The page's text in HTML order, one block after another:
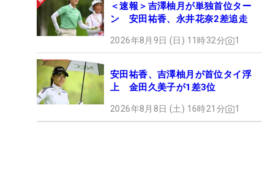
＜速報＞吉澤柚月が単独首位ター
ン 安田祐香、永井花奈2差追走
2026年8月9日 (日) 11時32分 1
安田祐香、吉澤柚月が首位タイ浮
上 金田久美子が1差3位
2026年8月8日 (土) 16時21分 1